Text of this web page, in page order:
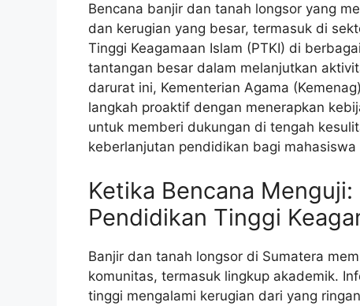
Bencana banjir dan tanah longsor yang
dan kerugian yang besar, termasuk di
Tinggi Keagamaan Islam (PTKI) di
tantangan besar dalam melanjutkan
darurat ini, Kementerian Agama
langkah proaktif dengan menerapkan
untuk memberi dukungan di tengah
keberlanjutan pendidikan bagi mahasiswa
Ketika Bencana
Pendidikan Tinggi
Banjir dan tanah longsor di Sumatera
komunitas, termasuk lingkup akademik.
tinggi mengalami kerugian dari yang